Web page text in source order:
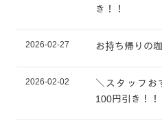
き！！
2026-02-27 お持ち帰りの
2026-02-02
＼スタッフお
100円引き！！